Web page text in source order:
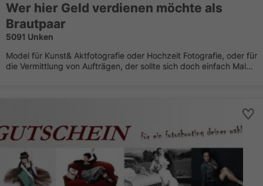
Wer hier Geld verdienen möchte als
Brautpaar
5091 Unken
Model für Kunst& Aktfotografie oder Hochzeit Fotografie, oder für
die Vermittlung von Aufträgen, der sollte sich doch einfach Mal...